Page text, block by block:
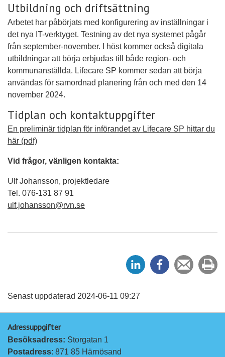
Utbildning och driftsättning
Arbetet har påbörjats med konfigurering av inställningar i
det nya IT-verktyget. Testning av det nya systemet pågår
från september-november. I höst kommer också digitala
utbildningar att börja erbjudas till både region- och
kommunanställda. Lifecare SP kommer sedan att börja
användas för samordnad planering från och med den 14
november 2024.
Tidplan och kontaktuppgifter
En preliminär tidplan för införandet av Lifecare SP hittar du
här (pdf)
Vid frågor, vänligen kontakta:
Ulf Johansson, projektledare
Tel. 076-131 87 91
ulf.johansson@rvn.se
e
e
Tipsa
en
ut
Senast uppdaterad 2024-06-11 09:27
Adressuppgifter
Besöksadress: Storgatan 1
Postadress: 871 85 Härnösand